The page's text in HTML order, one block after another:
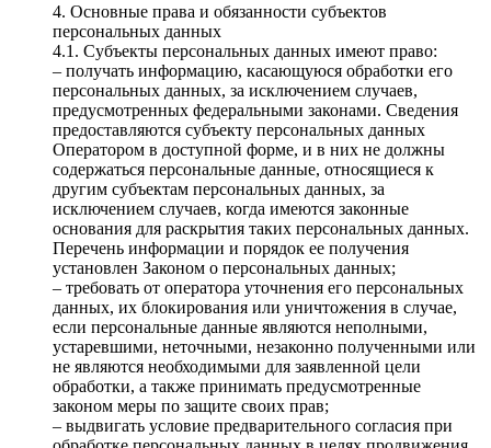
4. Основные права и обязанности субъектов
персональных данных
4.1. Субъекты персональных данных имеют право:
– получать информацию, касающуюся обработки его
персональных данных, за исключением случаев,
предусмотренных федеральными законами. Сведения
предоставляются субъекту персональных данных
Оператором в доступной форме, и в них не должны
содержаться персональные данные, относящиеся к
другим субъектам персональных данных, за
исключением случаев, когда имеются законные
основания для раскрытия таких персональных данных.
Перечень информации и порядок ее получения
установлен Законом о персональных данных;
– требовать от оператора уточнения его персональных
данных, их блокирования или уничтожения в случае,
если персональные данные являются неполными,
устаревшими, неточными, незаконно полученными или
не являются необходимыми для заявленной цели
обработки, а также принимать предусмотренные
законом меры по защите своих прав;
– выдвигать условие предварительного согласия при